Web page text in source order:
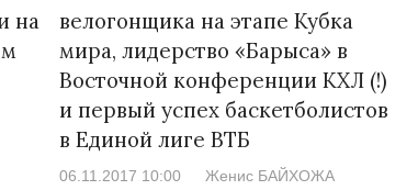
на
велогонщика на этапе Кубка
мира, лидерство «Барыса» в
Восточной конференции КХЛ (!)
и первый успех баскетболистов
в Единой лиге ВТБ
06.11.2017 10:00
Женис БАЙХОЖА
Война Миров